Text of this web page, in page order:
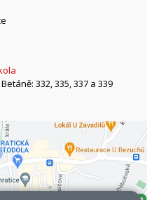
332, 335, 337 a 339